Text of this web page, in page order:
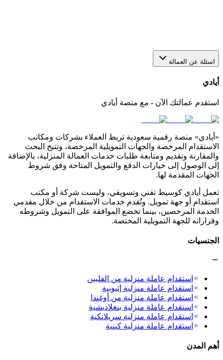
اسئلة عن العمالة
أيادي
استقدم عمالتك الآن - مع منصة أيادي
«أيادي» منصة رقمية سعودية تربط العملاء بشركات ومكاتب
الاستقدام المرخصة والجهات التمويلية المرخصة، وتتيح البحث
والمقارنة وتقديم ومتابعة طلبات خدمات العمالة المنزلية، بالإضافة
إلى الوصول إلى خيارات الدفع والتمويل المتاحة وفق شروط
الجهات المقدمة لها.
تعمل أيادي كوسيط تقني وتسويقي، وليست شركة أو مكتب
استقدام أو جهة تمويل. وتُقدم خدمات الاستقدام من خلال مقدمي
الخدمة المرخصين، بينما تخضع الموافقة على التمويل وشروطه
وقراراته للجهة التمويلية المختصة.
الجنسيات
استقدام عاملة منزلية من الفلبين
استقدام عاملة منزلية إثيوبية
استقدام عاملة منزلية من أوغندا
استقدام عاملة منزلية بنغلاديشية
استقدام عاملة منزلية سريلانكية
استقدام عاملة منزلية كينية
أهم المدن